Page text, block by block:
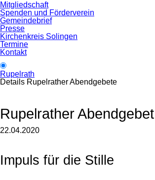
Mitgliedschaft
Spenden und Förderverein
Gemeindebrief
Presse
Kirchenkreis Solingen
Termine
Kontakt
Rupelrath
Details Rupelrather Abendgebete
Rupelrather
22.04.2020
Impuls für die Stille